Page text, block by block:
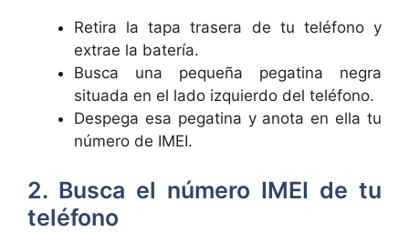
Retira la tapa trasera de tu teléfono y
extrae la batería.
Busca una pequeña pegatina negra
situada en el lado izquierdo del teléfono.
Despega esa pegatina y anota en ella tu
número de IMEI.
2. Busca el número IMEI de tu
teléfono